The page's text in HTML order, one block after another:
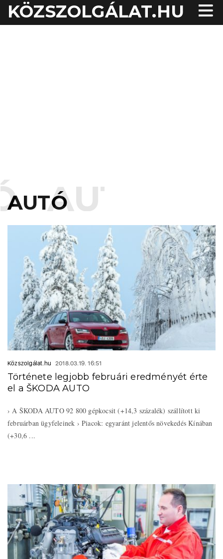
KÖZSZOLGÁLAT.HU
AUTÓ
Közszolgálat.hu 2018.03.19. 16:51
Története legjobb februári eredményét érte
el a ŠKODA AUTO
› A ŠKODA AUTO 92 800 gépkocsit (+14,3 százalék) szállított ki
februárban ügyfeleinek › Piacok: egyaránt jelentős növekedés Kínában
(+30,6 ...